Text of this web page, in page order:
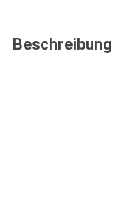
Beschreibung